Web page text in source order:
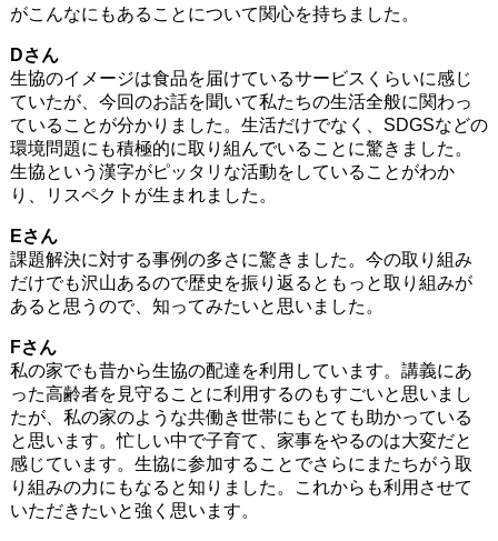
がこんなにもあることについて関心を持ちました。
Dさん
生協のイメージは食品を届けているサービスくらいに感じ
ていたが、今回のお話を聞いて私たちの生活全般に関わっ
ていることが分かりました。生活だけでなく、SDGSなどの
環境問題にも積極的に取り組んでいることに驚きました。
生協という漢字がピッタリな活動をしていることがわか
り、リスペクトが生まれました。
Eさん
課題解決に対する事例の多さに驚きました。今の取り組み
だけでも沢山あるので歴史を振り返るともっと取り組みが
あると思うので、知ってみたいと思いました。
Fさん
私の家でも昔から生協の配達を利用しています。講義にあ
った高齢者を見守ることに利用するのもすごいと思いまし
たが、私の家のような共働き世帯にもとても助かっている
と思います。忙しい中で子育て、家事をやるのは大変だと
感じています。生協に参加することでさらにまたちがう取
り組みの力にもなると知りました。これからも利用させて
いただきたいと強く思います。